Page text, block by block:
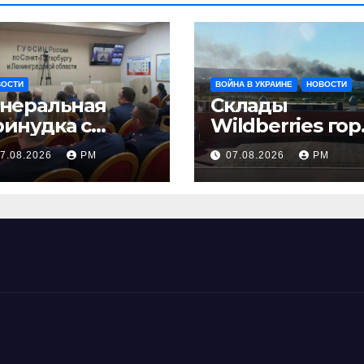
с
РМ
ВОЙНА В УКРАИНЕ НОВОСТИ
Склады
Wildberries
на Урале, сенат
принимает по
Грэму закон
07.08.2026 РМ